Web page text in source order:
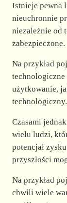
Istnieje pewna
nieuchronnie
niezależnie od
zabezpieczone.
Na przykład
technologiczne
użytkowanie,
technologiczny.
Czasami
wielu ludzi,
potencjał
przyszłości
Na przykład
chwili wiele